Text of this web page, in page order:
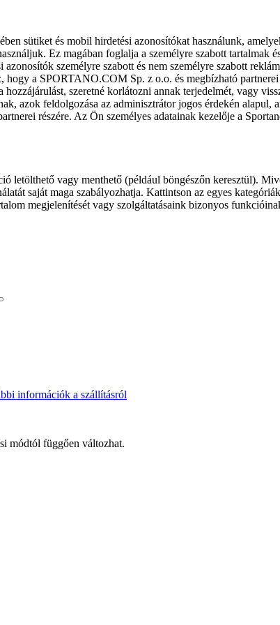
sütiket és mobil hirdetési azonosítókat használunk,
Ez magában foglalja a személyre szabott tartalmak
személyre szabott és nem személyre szabott
a SPORTANO.COM Sp. z o.o. és megbízható
szeretné korlátozni annak terjedelmét, vagy
azok feldolgozása az adminisztrátor jogos érdekén alapul,
részére. Az Ön személyes adatainak kezelője a
letölthető vagy menthető (például böngészőn keresztül).
saját maga szabályozhatja. Kattintson az egyes
megjelenítését vagy szolgáltatásaink bizonyos
információk a szállításról
módtól függően változhat.